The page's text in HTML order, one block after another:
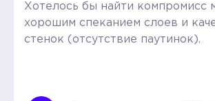
Хотелось бы найти компромисс
хорошим спеканием слоев и
стенок (отсутствие паутинок).